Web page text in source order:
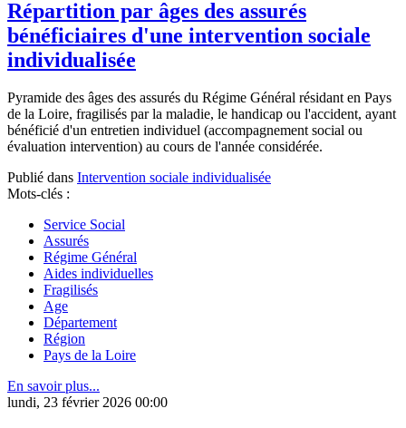
Répartition par âges des assurés
bénéficiaires d'une intervention sociale
individualisée
Pyramide des âges des assurés du Régime Général résidant en Pays
de la Loire, fragilisés par la maladie, le handicap ou l'accident, ayant
bénéficié d'un entretien individuel (accompagnement social ou
évaluation intervention) au cours de l'année considérée.
Publié dans Intervention sociale individualisée
Mots-clés :
Service Social
Assurés
Régime Général
Aides individuelles
Fragilisés
Age
Département
Région
Pays de la Loire
En savoir plus...
lundi, 23 février 2026 00:00